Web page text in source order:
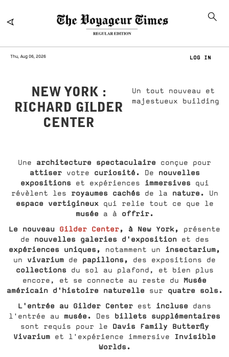
Thu, Aug 06, 2026 LOG IN
NEW YORK :
RICHARD GILDER
CENTER
Un tout nouveau et
majestueux building
Une architecture spectaculaire conçue pour
attiser votre curiosité. De nouvelles
expositionset expériences immersivesqui
révèlent les royaumes cachésde la nature. Un
espace vertigineuxqui relie tout ce que le
muséea à offrir.
Le nouveau Gilder Center, à New York,
présente
de nouvelles galeries d'expositionet des
expériences uniques, notamment un insectarium,
un vivarium de papillons, des expositions de
collectionsdu sol au plafond, et bien plus
encore, et se connecte au reste du Musée
américain d'histoire naturellesur quatre sols.
L'entrée au Gilder Center est incluse dans
l'entrée au musée. Des billets supplémentaires
sont requis pour le Davis Family Butterfly
Vivarium et l'expérience immersive Invisible
Worlds.